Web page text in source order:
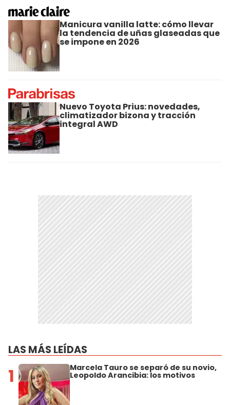
Manicura vanilla latte: cómo llevar
la tendencia de uñas glaseadas que
se impone en 2026
Nuevo Toyota Prius: novedades,
climatizador bizona y tracción
integral AWD
LAS MÁS LEÍDAS
1 Marcela Tauro se separó de su novio,
Leopoldo Arancibia: los motivos